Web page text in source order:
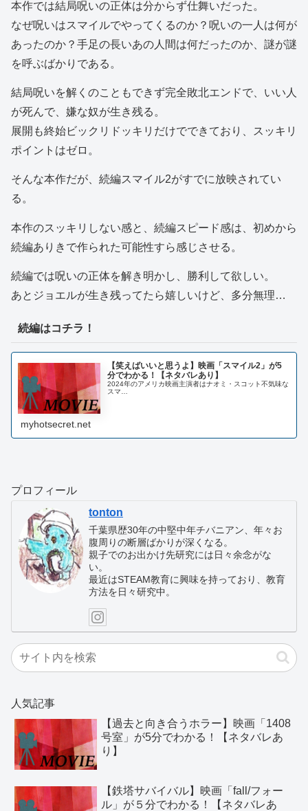
本作では結局呪いの正体は分からず仕舞いだった。
なぜ呪いはスマイルでやってくるのか？呪いの一人は何が
あったのか？手足の長いあの人間は何だったのか、謎が謎
を呼ぶばかりである。
結局呪いを解くのこともできず完全敗北エンドで、いい人
が死んで、嫌な奴が生き残る。
展開も終始ビックリドッキリだけでできており、スッキリ
ポイントはゼロ。
そんな本作だが、続編スマイル2がすでに放映されてい
る。
本作のスッキリしない感と、続編スピード感は、初めから
続編ありきで作られた可能性すら感じさせる。
続編では呪いの正体を解き明かし、勝利して欲しい。
あとジョエルが生き残ってたら嬉しいけど、多分無理…
続編はコチラ！
【笑えばいいと思うよ】映画「スマイル2」が5
分でわかる！【ネタバレあり】
2024年のアメリカ映画主演者はナオミ・スコット不気味な
スマ…
myhotsecret.net
プロフィール
tonton
千葉県歴30年の中堅中年チバニアン、年々お
腹周りの断層ばかりが深くなる。
親子でのお出かけ先研究には日々余念がな
い。
最近はSTEAM教育に興味を持っており、教育
方法を日々研究中。
人気記事
【過去と向き合うホラー】映画「1408
号室」が5分でわかる！【ネタバレあ
り】
【鉄塔サバイバル】映画「fall/フォー
ル」が５分でわかる！【ネタバレあ